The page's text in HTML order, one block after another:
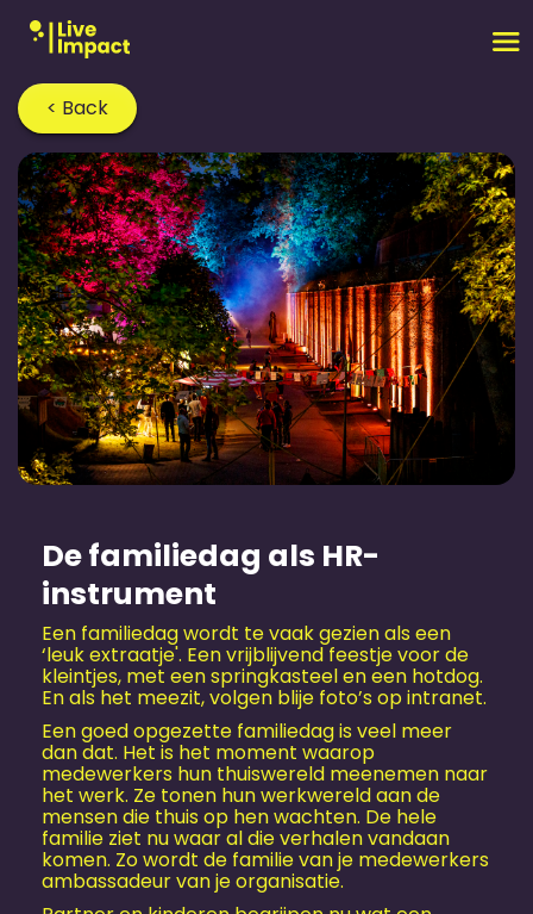
< Back
Home›Blog
De familiedag als HR-
instrument
Een familiedag wordt te vaak gezien als een
‘leuk extraatje'. Een vrijblijvend feestje voor de
kleintjes, met een springkasteel en een hotdog.
En als het meezit, volgen blije foto’s op intranet.
Een goed opgezette familiedag is veel meer
dan dat. Het is het moment waarop
medewerkers hun thuiswereld meenemen naar
het werk. Ze tonen hun werkwereld aan de
mensen die thuis op hen wachten. De hele
familie ziet nu waar al die verhalen vandaan
komen. Zo wordt de familie van je medewerkers
ambassadeur van je organisatie.